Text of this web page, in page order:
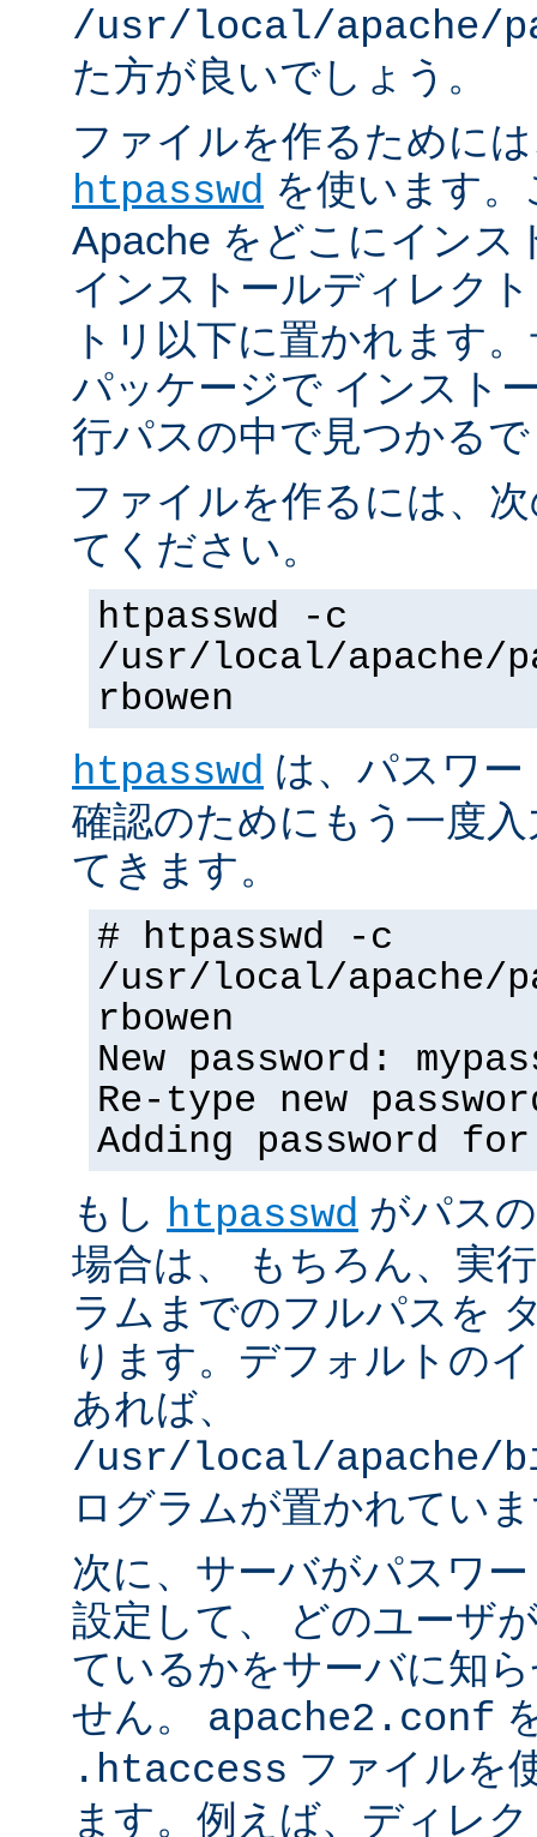
/usr/local/apache/
た方が良いでしょう。
ファイルを作るために
htpasswd を使います
Apache をどこにインス
インストールディレク
トリ以下に置かれます
パッケージで インスト
行パスの中で見つかる
ファイルを作るには、
てください。
htpasswd -c
/usr/local/apache/
rbowen
htpasswd は、パスワ
確認のためにもう一度
てきます。
# htpasswd -c
/usr/local/apache/
rbowen
New password:
Re-type new
Adding password
もし htpasswd がパス
場合は、 もちろん、実
ラムまでのフルパスを
ります。デフォルトの
あれば、
/usr/local/apache/
ログラムが置かれてい
次に、サーバがパスワ
設定して、 どのユーザ
ているかをサーバに知
せん。 apache2.conf
.htaccess ファイルを
ます。例えば、ディレ